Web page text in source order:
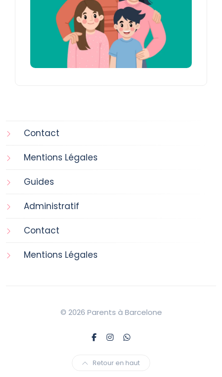
Contact
Mentions Légales
Guides
Administratif
Contact
Mentions Légales
© 2026 Parents à Barcelone
Retour en haut